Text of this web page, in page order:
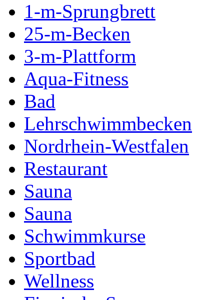
1-m-Sprungbrett
25-m-Becken
3-m-Plattform
Aqua-Fitness
Bad
Lehrschwimmbecken
Nordrhein-Westfalen
Restaurant
Sauna
Sauna
Schwimmkurse
Sportbad
Wellness